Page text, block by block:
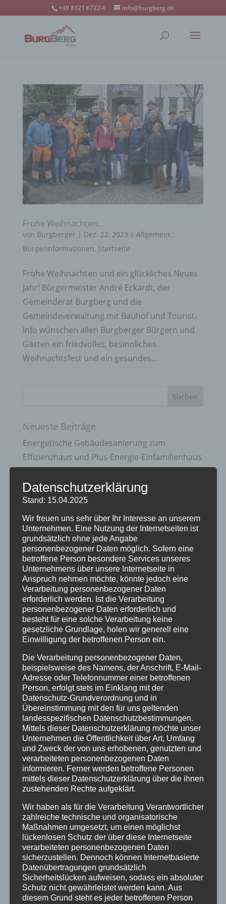
+49 8321 6722-0 info@burgberg.de
Frohe Weihnachten…
von Burgberger | Dez. 22, 2023 | Allgemein,
Bürgerinformationen, Startseite
Frohe Weihnachten und ein glückliches Neues
Jahr! Bürgermeister André Eckardt, der
Gemeinderat Burgberg und die
Gemeindeverwaltung mit Bauhof und Tourist-
Info wünschen allen Burgberger Bürgern und
Gästen ein friedvolles, besinnliches
Weihnachtsfest und ein gesundes,...
Neueste Beiträge
Energetische Gebäudesanierung zum
Effizienzhaus und Plus-Energie-Einfamilienhaus
erneuerbare Energien
Jubiläumssommer mit vielen besonderen
Erlebnissen
Halbzeit im Mikrozensus
Burgberger Dorfabende
Kategorien
Allgemein
Amtliche Bekanntmachungen
Bürgerinformationen
Fortbildungen
Klimaschutz Best Practice
Startseite
Veranstaltungen
Stichwörter
2024 agathazell Aktion Allgäu alpsee-grünten
Antrag Arbeiten ausweis Bauhof
Bekanntmachung Brauchtum burgberg
Burgberg im Allgäu burgentage Bürger Bürgerbüro
Bürgerinfo bürgermeister corona Dorfplatz
ehrung Gemeinde Gemeinde Burgberg
gemeinderat Gesucht Grünten Grüntenhalle
hinweis hochwasser Holzfällung
Datenschutzerklärung
Stand: 15.04.2025
Wir freuen uns sehr über Ihr Interesse an unserem
Unternehmen. Eine Nutzung der Internetseiten ist
grundsätzlich ohne jede Angabe
personenbezogener Daten möglich. Sofern eine
betroffene Person besondere Services unseres
Unternehmens über unsere Internetseite in
Anspruch nehmen möchte, könnte jedoch eine
Verarbeitung personenbezogener Daten
erforderlich werden. Ist die Verarbeitung
personenbezogener Daten erforderlich und
besteht für eine solche Verarbeitung keine
gesetzliche Grundlage, holen wir generell eine
Einwilligung der betroffenen Person ein.
Die Verarbeitung personenbezogener Daten,
beispielsweise des Namens, der Anschrift, E-Mail-
Adresse oder Telefonnummer einer betroffenen
Person, erfolgt stets im Einklang mit der
Datenschutz-Grundverordnung und in
Übereinstimmung mit den für uns geltenden
landesspezifischen Datenschutzbestimmungen.
Mittels dieser Datenschutzerklärung möchte unser
Unternehmen die Öffentlichkeit über Art, Umfang
und Zweck der von uns erhobenen, genutzten und
verarbeiteten personenbezogenen Daten
informieren. Ferner werden betroffene Personen
mittels dieser Datenschutzerklärung über die ihnen
zustehenden Rechte aufgeklärt.
Wir haben als für die Verarbeitung Verantwortlicher
zahlreiche technische und organisatorische
Maßnahmen umgesetzt, um einen möglichst
lückenlosen Schutz der über diese Internetseite
verarbeiteten personenbezogenen Daten
sicherzustellen. Dennoch können Internetbasierte
Datenübertragungen grundsätzlich
Sicherheitslücken aufweisen, sodass ein absoluter
Schutz nicht gewährleistet werden kann. Aus
diesem Grund steht es jeder betroffenen Person